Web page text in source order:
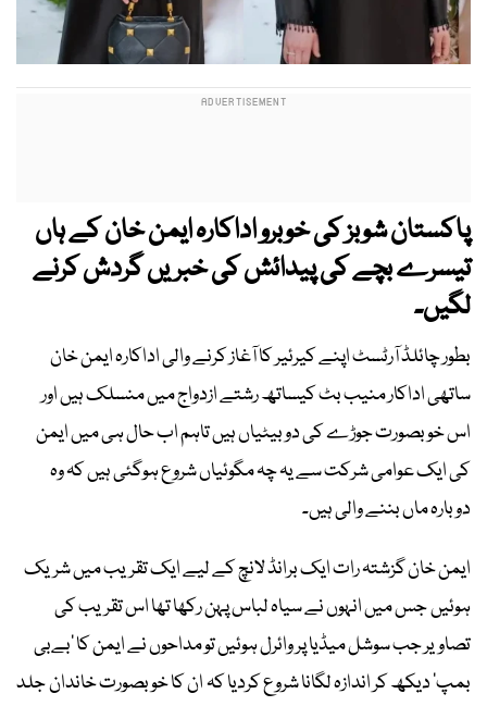
پاکستان شوبز کی خوبرو اداکارہ ایمن خان کے ہاں
تیسرے بچے کی پیدائش کی خبریں گردش کرنے
لگیں۔
بطور چائلڈ آرٹسٹ اپنے کیرئیر کا آغاز کرنے والی اداکارہ ایمن خان
ساتھی اداکار منیب بٹ کیساتھ رشتے ازدواج میں منسلک ہیں اور
اس خوبصورت جوڑے کی دو بیٹیاں ہیں تاہم اب حال ہی میں ایمن
کی ایک عوامی شرکت سے یہ چہ مگوئیاں شروع ہوگئی ہیں کہ وہ
دوبارہ ماں بننے والی ہیں۔
ایمن خان گزشتہ رات ایک برانڈ لانچ کے لیے ایک تقریب میں شریک
ہوئیں جس میں انہوں نے سیاہ لباس پہن رکھا تھا اس تقریب کی
تصاویر جب سوشل میڈیا پر وائرل ہوئیں تو مداحوں نے ایمن کا ’بےبی
بمپ‘ دیکھ کر اندازہ لگانا شروع کردیا کہ ان کا خوبصورت خاندان جلد